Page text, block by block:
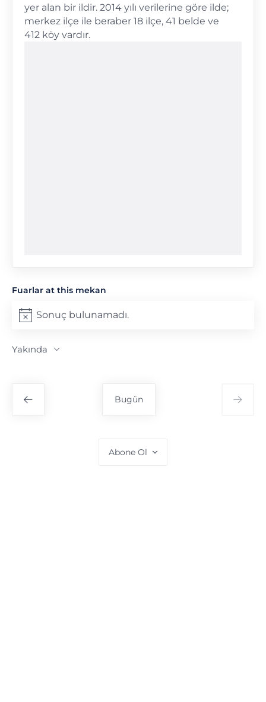
yer alan bir ildir. 2014 yılı verilerine göre ilde;
merkez ilçe ile beraber 18 ilçe, 41 belde ve
412 köy vardır.
Fuarlar at this mekan
Notice
Sonuç bulunamadı.
Yakında
Bugün
Abone Ol